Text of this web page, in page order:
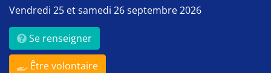
Vendredi 25 et samedi 26 septembre 2026
Se renseigner
Être volontaire